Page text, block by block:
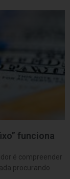
funciona
é compreender
procurando